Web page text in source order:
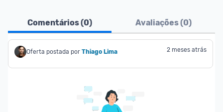
Comentários (0) Avaliações (0)
Oferta postada por Thiago Lima 2 meses atrás